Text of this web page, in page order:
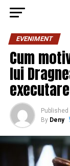
EVENIMENT
Cum
lui
Published
By Deny